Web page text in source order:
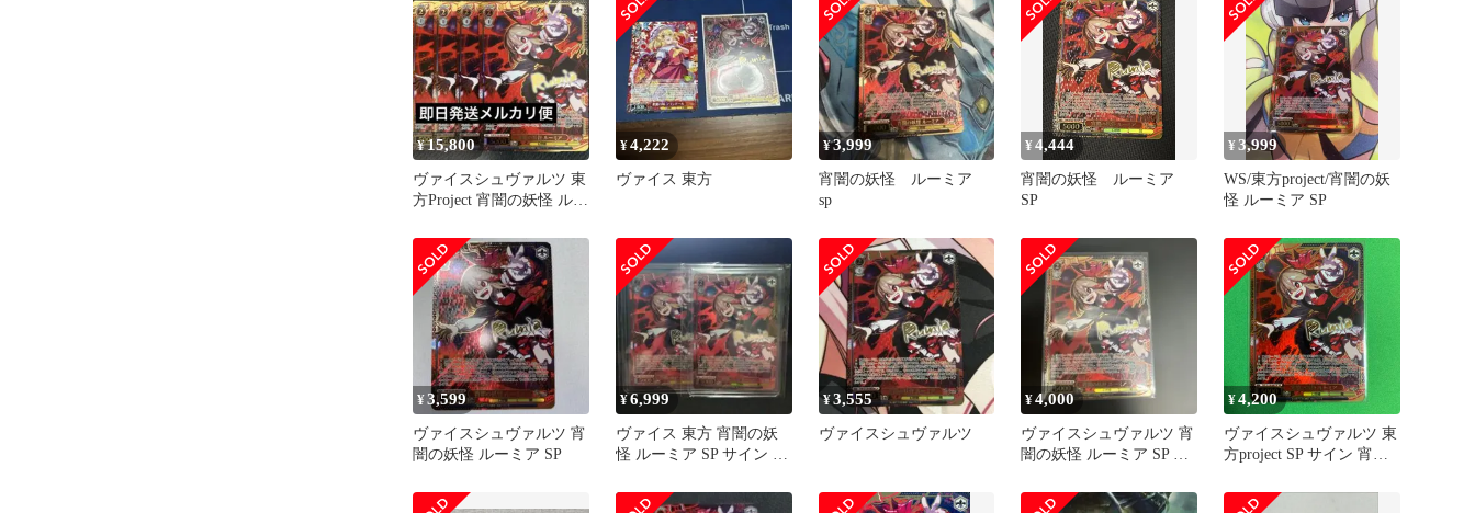
¥15,800
ヴァイスシュヴァルツ 東
方Project 宵闇の妖怪 ルー
¥4,222
ヴァイス 東方
¥3,999
宵闇の妖怪 ルーミア
sp
¥4,444
宵闇の妖怪 ルーミア
SP
¥3,999
WS/東方project/宵闇の妖
怪 ルーミア SP
¥3,599
ヴァイスシュヴァルツ 宵
闇の妖怪 ルーミア SP
¥6,999
ヴァイス 東方 宵闇の妖
怪 ルーミア SP サイン 2
¥3,555
ヴァイスシュヴァルツ
¥4,000
ヴァイスシュヴァルツ 宵
闇の妖怪 ルーミア SP 東
¥4,200
ヴァイスシュヴァルツ 東
方project SP サイン 宵闇